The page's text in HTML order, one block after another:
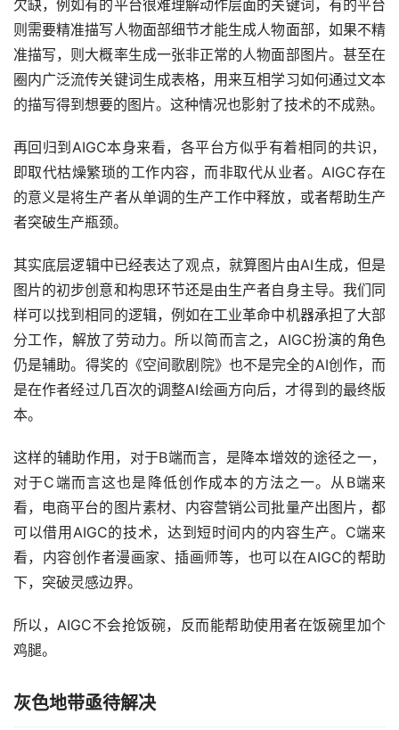
则需要精准描写人物面部细节才能生成人物面部，如果不精
准描写，则大概率生成一张非正常的人物面部图片。甚至在
圈内广泛流传关键词生成表格，用来互相学习如何通过文本
的描写得到想要的图片。这种情况也影射了技术的不成熟。
即取代枯燥繁琐的工作内容，而非取代从业者。AIGC存在
的意义是将生产者从单调的生产工作中释放，或者帮助生产
者突破生产瓶颈。
图片的初步创意和构思环节还是由生产者自身主导。我们同
样可以找到相同的逻辑，例如在工业革命中机器承担了大部
分工作，解放了劳动力。所以简而言之，AIGC扮演的角色
仍是辅助。得奖的《空间歌剧院》也不是完全的AI创作，而
是在作者经过几百次的调整AI绘画方向后，才得到的最终版
本。
对于C端而言这也是降低创作成本的方法之一。从B端来
看，电商平台的图片素材、内容营销公司批量产出图片，都
可以借用AIGC的技术，达到短时间内的内容生产。C端来
看，内容创作者漫画家、插画师等，也可以在AIGC的帮助
下，突破灵感边界。
鸡腿。
灰色地带亟待解决